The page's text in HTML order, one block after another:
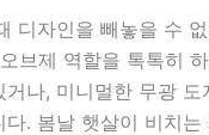
디자인을 빼놓을 수
브제 역할을 톡톡히
나, 미니멀한 무광
. 봄날 햇살이 비치